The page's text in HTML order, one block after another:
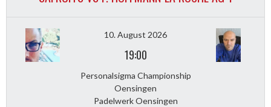
10. August 2026
19:00
Personalsigma Championship
Oensingen
Padelwerk Oensingen